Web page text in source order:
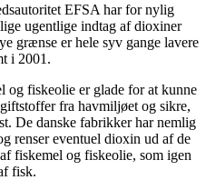
EFSA har for nylig
ugentlige indtag af dioxiner
grænse er hele syv gange lavere
i 2001.
og fiskeolie er glade for at kunne
fra havmiljøet og sikre,
De danske fabrikker har nemlig
renser eventuel dioxin ud af de
fiskemel og fiskeolie, som igen
fisk.